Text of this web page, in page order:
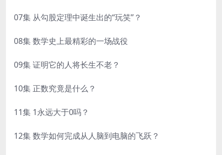
07集 从勾股定理中诞生出的“玩笑”？
08集 数学史上最精彩的一场战役
09集 证明它的人将长生不老？
10集 正数究竟是什么？
11集 1永远大于0吗？
12集 数学如何完成从人脑到电脑的飞跃？